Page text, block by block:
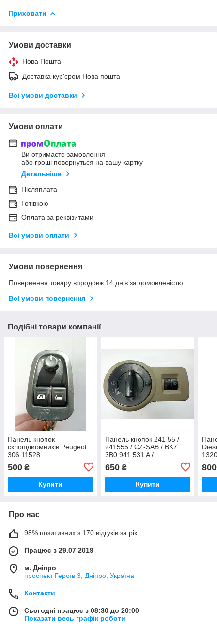
Приховати
Умови доставки
Нова Пошта
Доставка кур'єром Нова пошта
Всі умови доставки
Умови оплати
Ви отримаєте замовлення
або гроші повернуться на вашу картку
Детальніше
Післяплата
Готівкою
Оплата за реквізитами
Всі умови оплати
Умови повернення
Повернення товару впродовж 14 днів за домовленістю
Всі умови повернення
Подібні товари компанії
Панель кнопок
склопідйомників Peugeot
306 11528
500 ₴
Купити
Панель кнопок 241 55 /
241555 / CZ-SAB / BK7
3B0 941 531 A /
650₴
Купити
/
800
Про нас
98% позитивних з 170 відгуків за рік
Працює з 29.07.2019
м. Дніпро
проспект Героїв 3, Дніпро, Україна
Контакти
Сьогодні працює з 08:30 до 20:00
Показати весь графік роботи